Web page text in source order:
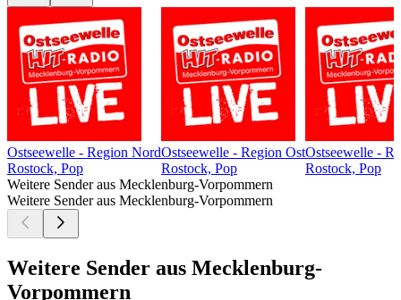
Ostseewelle - Region Nord
Rostock, Pop
Ostseewelle - Region Ost
Rostock, Pop
Ostseewelle -
Rostock, Pop
Weitere Sender aus Mecklenburg-Vorpommern
Weitere Sender aus Mecklenburg-Vorpommern
Weitere Sender aus Mecklenburg-
Vorpommern